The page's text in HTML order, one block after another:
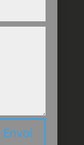
Envoi